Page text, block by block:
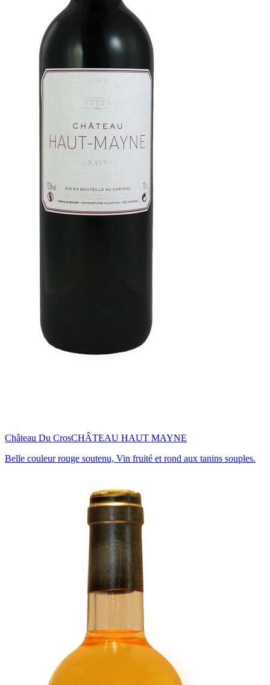
Château Du CrosCHÂTEAU HAUT MAYNE
Belle couleur rouge soutenu, Vin fruité et rond aux tanins souples.